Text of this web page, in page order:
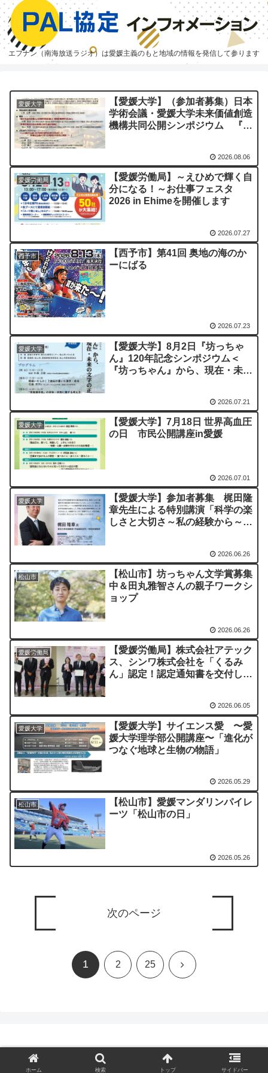
エフナン（南海放送ラジオ）は愛媛主義のもと地域の情報を発信して参ります
愛媛大学
【愛媛大学】（参加者募集）日本
学術会議・愛媛大学未来価値創造
機構共同公開シンポジウム 『人
2026.08.06
愛媛労働局
【愛媛労働局】～えひめで輝く自
分になる！～お仕事フェスタ
2026 in Ehimeを開催します
2026.07.27
西予市
【西予市】第41回 奥地の海のか
ーにばる
2026.07.23
愛媛大学
【愛媛大学】8月2日『坊っちゃ
ん』120年記念シンポジウム＜
『坊っちゃん』から、現在・未来
2026.07.21
愛媛大学
【愛媛大学】7月18日 世界高血圧
の日 市民公開講座in愛媛
2026.07.01
愛媛大学
【愛媛大学】参加者募集 梶田隆
章先生による特別講演「科学の楽
しさと大切さ～私の経験から～」
2026.06.26
松山市
【松山市】坊っちゃん文学賞募集
中＆田丸雅智さんの親子ワークシ
ョップ
2026.06.26
愛媛労働局
【愛媛労働局】株式会社アテック
ス、シンワ株式会社を「くるみ
ん」認定！認定通知書を交付しま
2026.06.05
愛媛大学
【愛媛大学】サイエンス愛 〜愛
媛大学理学部公開講座〜「進化が
つなぐ地球と生物の物語」
2026.05.29
松山市
【松山市】愛媛マンダリンパイレ
ーツ「松山市の日」
2026.05.26
次のページ
1 2 25 次
© 2023 PAL協定インフォメーション.
ホーム 検索 トップ サイドバー